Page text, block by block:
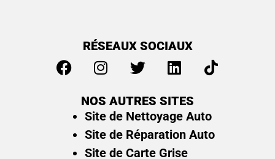
RÉSEAUX SOCIAUX
NOS AUTRES SITES
Site de Nettoyage Auto
Site de Réparation Auto
Site de Carte Grise